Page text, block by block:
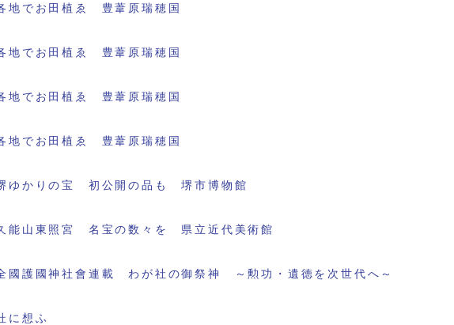
地でお田植ゑ 豊葦原瑞穂国
地でお田植ゑ 豊葦原瑞穂国
地でお田植ゑ 豊葦原瑞穂国
地でお田植ゑ 豊葦原瑞穂国
ゆかりの宝 初公開の品も 堺市博物館
能山東照宮 名宝の数々を 県立近代美術館
國護國神社會連載 わが社の御祭神 ～勲功・遺徳を次世代へ～
に想ふ